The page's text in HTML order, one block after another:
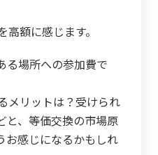
額に感じます。
る場所への参加費で
メリットは？受けられ
と、等価交換の市場原
お感じになるかもしれ